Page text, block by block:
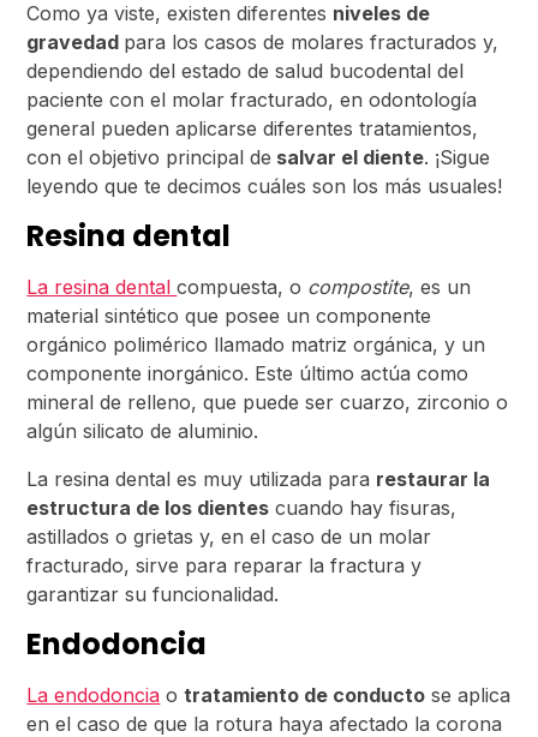
Como ya viste, existen diferentes niveles de
gravedad para los casos de molares fracturados y,
dependiendo del estado de salud bucodental del
paciente con el molar fracturado, en odontología
general pueden aplicarse diferentes tratamientos,
con el objetivo principal de salvar el diente. ¡Sigue
leyendo que te decimos cuáles son los más usuales!
Resina dental
La resina dentalcompuesta, o compostite, es un
material sintético que posee un componente
orgánico polimérico llamado matriz orgánica, y un
componente inorgánico. Este último actúa como
mineral de relleno, que puede ser cuarzo, zirconio o
algún silicato de aluminio.
La resina dental es muy utilizada para restaurar la
estructura de los dientes cuando hay fisuras,
astillados o grietas y, en el caso de un molar
fracturado, sirve para reparar la fractura y
garantizar su funcionalidad.
Endodoncia
La endodoncia otratamiento de conducto se aplica
en el caso de que la rotura haya afectado la corona